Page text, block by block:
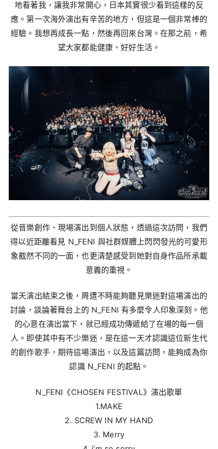
地看著我，讓我非常開心，日本其實很少看到這樣的反
應。第一次海外演出有辛苦的地方，但這是一個非常棒的
經驗。我想再成長一點，然後再回來台灣。在那之前，希
望大家都能健康、好好生活。
從音樂創作、現場演出到個人狀態，透過這次訪問，我們
得以近距離看見 N_FENI 與社群媒體上閃閃發光的可愛形
象截然不同的一面，也更清楚感受到她對自身作品所承載
意義的重視。
當天演出結束之後，周遭不時能夠聽見樂迷對這場演出的
討論，談論著舞台上的 N_FENI 有多麼令人印象深刻。他
的心意在演出當下，就已經成功傳遞給了在場的每一個
人。即使其中有不少樂迷，是在這一天才認識這位新生代
的創作歌手，期待這場演出，以及這篇訪問，能夠成為你
認識 N_FENI 的起點。
N_FENI《CHOSEN FESTIVAL》演出歌單
1.MAKE
2. SCREW IN MY HAND
3. Merry